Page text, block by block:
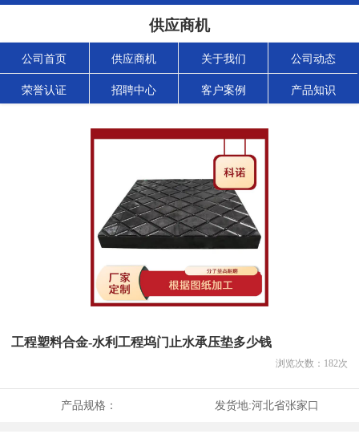
供应商机
公司首页 供应商机 关于我们 公司动态
荣誉认证 招聘中心 客户案例 产品知识
工程塑料合金-水利工程坞门止水承压垫多少钱
浏览次数： 182次
产品规格： 发货地:河北省张家口